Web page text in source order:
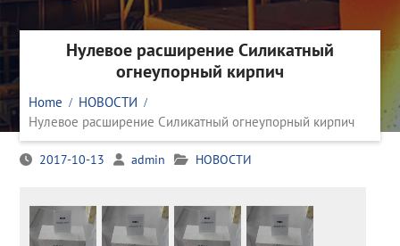
Нулевое расширение Силикатный
огнеупорный кирпич
Home
НОВОСТИ
Нулевое расширение Силикатный огнеупорный кирпич
2017-10-13 admin НОВОСТИ